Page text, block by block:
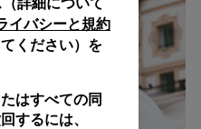
イバシーと規約
ください）を
はすべての同
するには、